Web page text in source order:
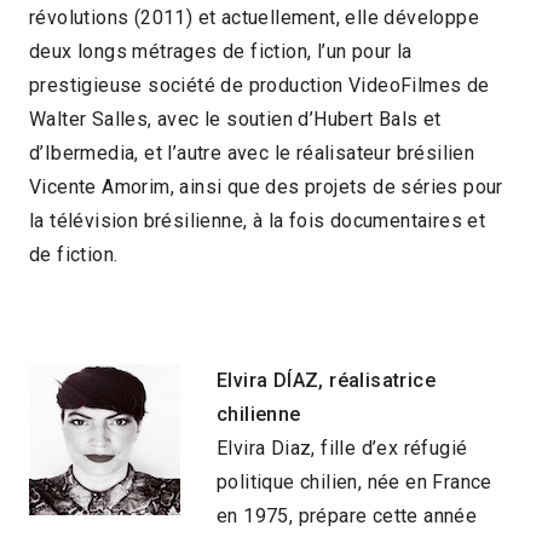
révolutions (2011) et actuellement, elle développe
deux longs métrages de fiction, l’un pour la
prestigieuse société de production VideoFilmes de
Walter Salles, avec le soutien d’Hubert Bals et
d’Ibermedia, et l’autre avec le réalisateur brésilien
Vicente Amorim, ainsi que des projets de séries pour
la télévision brésilienne, à la fois documentaires et
de fiction.
Elvira DÍAZ, réalisatrice
chilienne
Elvira Diaz, fille d’ex réfugié
politique chilien, née en France
en 1975, prépare cette année